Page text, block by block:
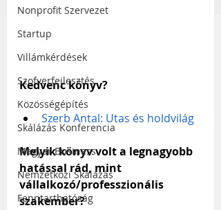
Nonprofit Szervezet
Startup
Villámkérdések
Szofverfejlesztés
Közösségépítés
Skálázás Konferencia
Magyar Business
Nemzetközi Skálázás
Fenntarthatóság
Kedvenc könyv?
Szerb Antal: Utas és holdvilág
Melyik könyv volt a legnagyobb
hatással rád, mint
vállalkozó/professzionális
szakember?